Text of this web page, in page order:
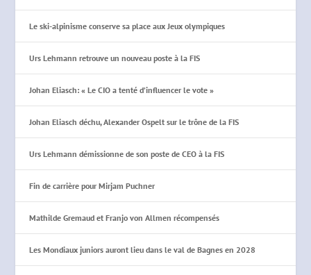
Le ski-alpinisme conserve sa place aux Jeux olympiques
Urs Lehmann retrouve un nouveau poste à la FIS
Johan Eliasch: « Le CIO a tenté d’influencer le vote »
Johan Eliasch déchu, Alexander Ospelt sur le trône de la FIS
Urs Lehmann démissionne de son poste de CEO à la FIS
Fin de carrière pour Mirjam Puchner
Mathilde Gremaud et Franjo von Allmen récompensés
Les Mondiaux juniors auront lieu dans le val de Bagnes en 2028